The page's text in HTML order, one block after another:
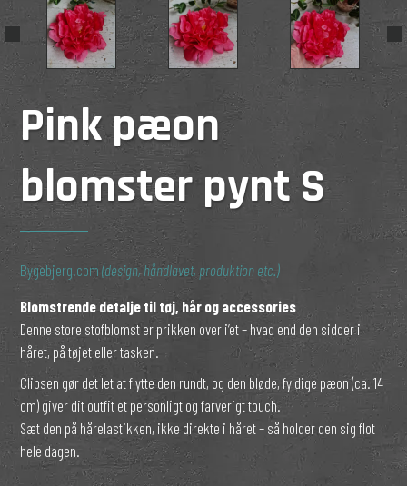
Pink pæon
blomster pynt S
Bygebjerg.com(design, håndlavet, produktion etc.)
Blomstrende detalje til tøj, hår og accessories
Denne store stofblomst er prikken over i’et – hvad end den sidder i
håret, på tøjet eller tasken.
Clipsen gør det let at flytte den rundt, og den bløde, fyldige pæon (ca. 14
cm) giver dit outfit et personligt og farverigt touch.
Sæt den på hårelastikken, ikke direkte i håret – så holder den sig flot
hele dagen.